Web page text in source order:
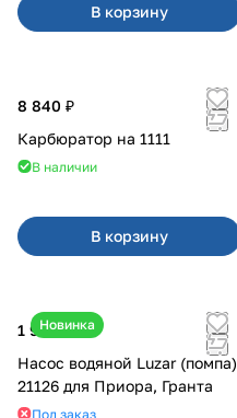
В корзину
8 840 ₽
Карбюратор на 1111
В наличии
В корзину
Новинка
1 990 ₽
Насос водяной Luzar (помпа)
21126 для Приора, Гранта
Под заказ